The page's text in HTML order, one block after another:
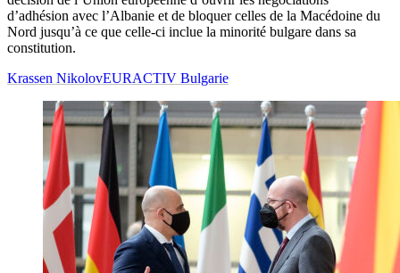
d’adhésion avec l’Albanie et de bloquer celles de la Macédoine du
Nord jusqu’à ce que celle-ci inclue la minorité bulgare dans sa
constitution.
Krassen NikolovEURACTIV Bulgarie